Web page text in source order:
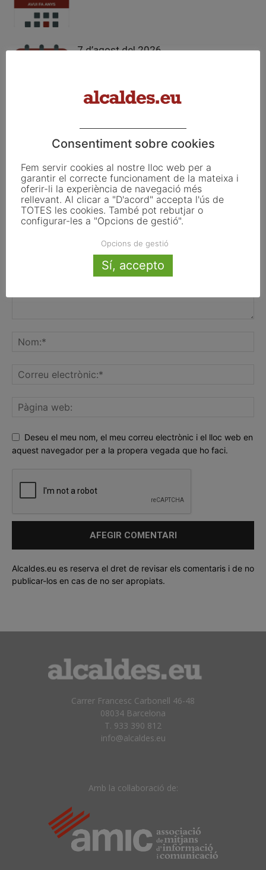
7 d’agost del 2026
6 d’agost del 2026
FER UN COMENTARI
Deseu el meu nom, el meu correu electrònic i el lloc web en
aquest navegador per a la propera vegada que ho faci.
Alcaldes.eu es reserva el dret de revisar els comentaris i de no
publicar-los en cas de no ser apropiats.
Carrer Francesc Carbonell 46-48
08034 Barcelona
T. 933 390 812
info@alcaldes.eu
Amb la col·laboració de:
Consentiment sobre cookies
Fem servir cookies al nostre lloc web per a
garantir el correcte funcionament de la mateixa i
oferir-li la experiència de navegació més
rellevant. Al clicar a "D'acord" accepta l'ús de
TOTES les cookies. També pot rebutjar o
configurar-les a "Opcions de gestió".
Opcions de gestió
Sí, accepto